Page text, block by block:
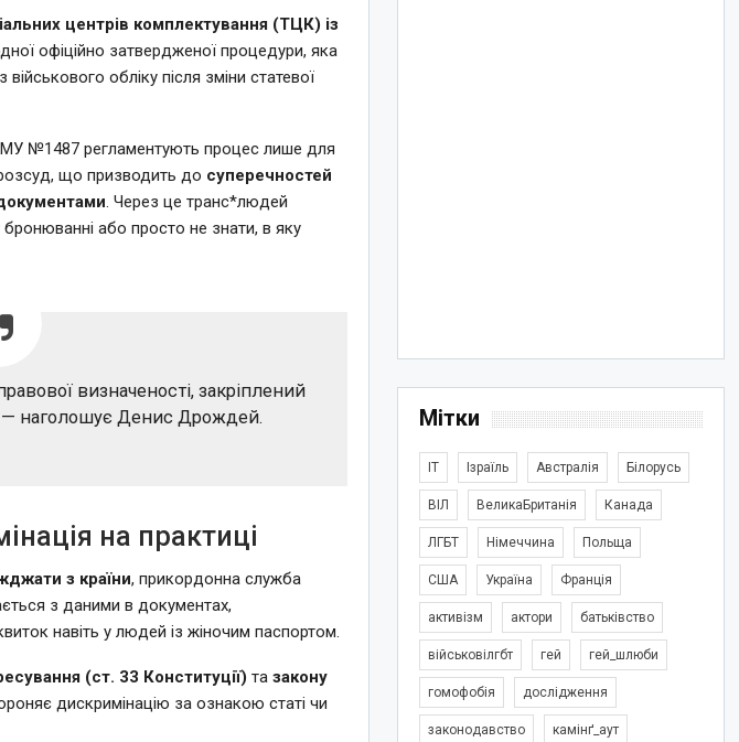
центрів комплектування (ТЦК) із
офіційно затвердженої процедури, яка
обліку після зміни статевої
№1487 регламентують процес лише для
що призводить до суперечностей
. Через це транс*людей
або просто не знати, в яку
визначеності, закріплений
— наголошує Денис Дрождей.
на практиці
з країни, прикордонна служба
з даними в документах,
навіть у людей із жіночим паспортом.
(ст. 33 Конституції) тазакону
дискримінацію за ознакою статі чи
Мітки
IT Ізраїль Австралія Білорусь
ВІЛ ВеликаБританія Канада
ЛГБТ Німеччина Польща
США Україна Франція
активізм актори батьківство
військовілгбт гей гей_шлюби
гомофобія дослідження
законодавство камінґ_аут